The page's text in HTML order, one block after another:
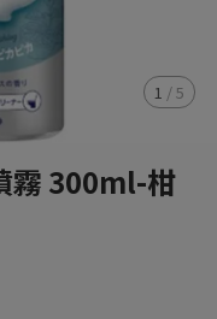
1 /5
霧 300ml-柑